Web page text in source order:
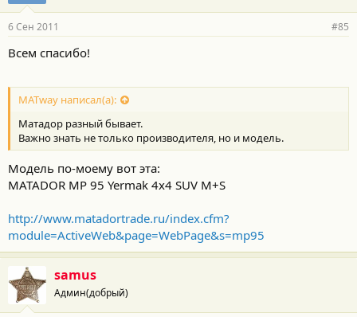
6 Сен 2011 #85
Всем спасибо!
MATway написал(а):
Матадор разный бывает.
Важно знать не только производителя, но и модель.
Модель по-моему вот эта:
MATADOR MP 95 Yermak 4x4 SUV M+S
http://www.matadortrade.ru/index.cfm?
module=ActiveWeb&page=WebPage&s=mp95
samus
Админ(добрый)